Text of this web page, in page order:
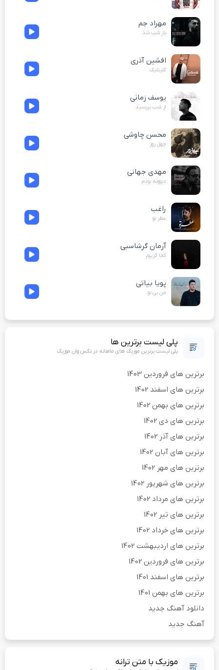
مهراد جم
باز شب شد
افشین آذری
گلینلیک
یوسف زمانی
از شب بپرسید
محسن چاوشی
چهل روز
مهدی جهانی
دیوونه بودم
راغب
عطر تو
آرمان گرشاسبی
کجا گریزم
پویا بیاتی
من بی تو
پلی لیست برترین ها
پلی لیست برترین موزیک های ماهانه در نگس وان موزیک
برترین های فروردین 1403
برترین های اسفند 1402
برترین های بهمن 1402
برترین های دی 1402
برترین های آذر 1402
برترین های آبان 1402
برترین های مهر 1402
برترین های شهریور 1402
برترین های مرداد 1402
برترین های تیر 1402
برترین های خرداد 1402
برترین های اردیبهشت 1402
برترین های فروردین 1402
برترین های اسفند 1401
برترین های بهمن 1401
دانلود آهنگ جدید
آهنگ جدید
موزیک با متن ترانه